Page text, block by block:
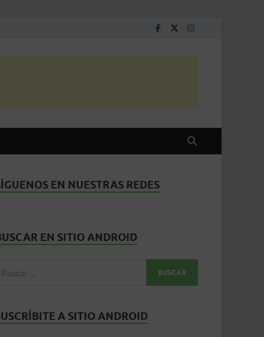
EN NUESTRAS REDES
EN SITIO ANDROID
A SITIO ANDROID